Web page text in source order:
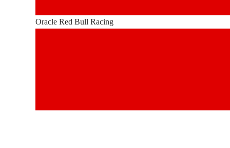
Oracle Red Bull Racing